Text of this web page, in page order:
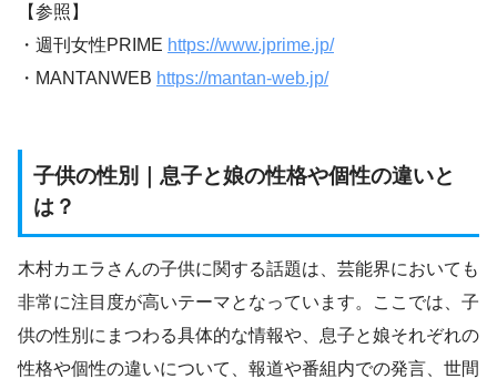
【参照】
・週刊女性PRIME https://www.jprime.jp/
・MANTANWEB https://mantan-web.jp/
子供の性別｜息子と娘の性格や個性の違いと
は？
木村カエラさんの子供に関する話題は、芸能界においても
非常に注目度が高いテーマとなっています。ここでは、子
供の性別にまつわる具体的な情報や、息子と娘それぞれの
性格や個性の違いについて、報道や番組内での発言、世間